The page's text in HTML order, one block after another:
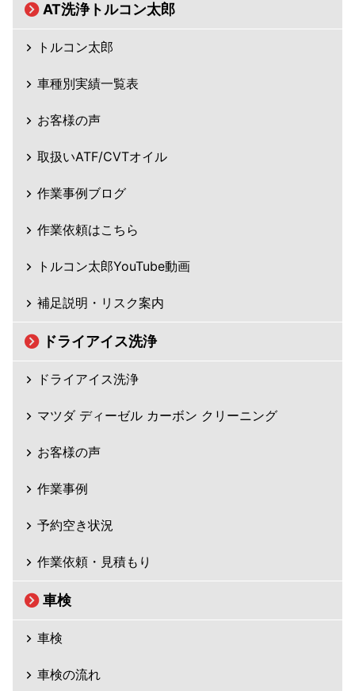
AT洗浄トルコン太郎
トルコン太郎
車種別実績一覧表
お客様の声
取扱いATF/CVTオイル
作業事例ブログ
作業依頼はこちら
トルコン太郎YouTube動画
補足説明・リスク案内
ドライアイス洗浄
ドライアイス洗浄
マツダ ディーゼル カーボン クリーニング
お客様の声
作業事例
予約空き状況
作業依頼・見積もり
車検
車検
車検の流れ